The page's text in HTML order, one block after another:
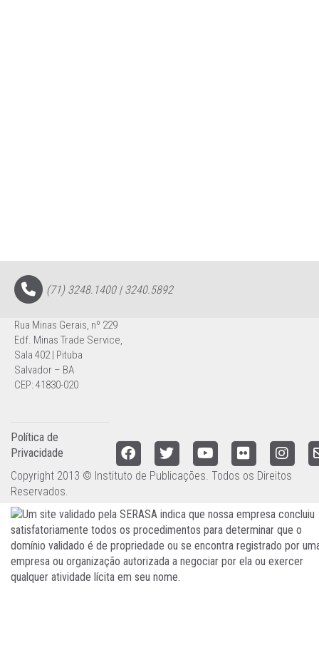
(71) 3248.1400 | 3240.5892
Rua Minas Gerais, nº 229
Edf. Minas Trade Service,
Sala 402 | Pituba
Salvador – BA
CEP: 41830-020
Política de
Privacidade
Copyright 2013 © Instituto de Publicações. Todos os Direitos
Reservados.